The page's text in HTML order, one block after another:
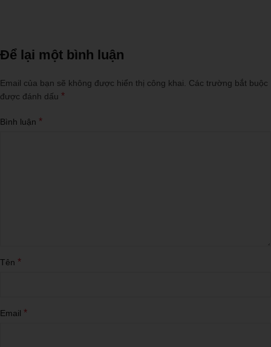
Để lại một bình luận
Email của bạn sẽ không được hiển thị công khai.
Các trường bắt buộc
được đánh dấu *
Bình luận *
Tên *
Email *